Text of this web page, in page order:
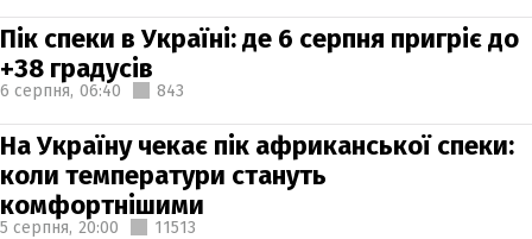
Пік спеки в Україні: де 6 серпня пригріє до
+38 градусів
6 серпня, 06:40 843
На Україну чекає пік африканської спеки:
коли температури стануть
комфортнішими
5 серпня, 20:00 11513